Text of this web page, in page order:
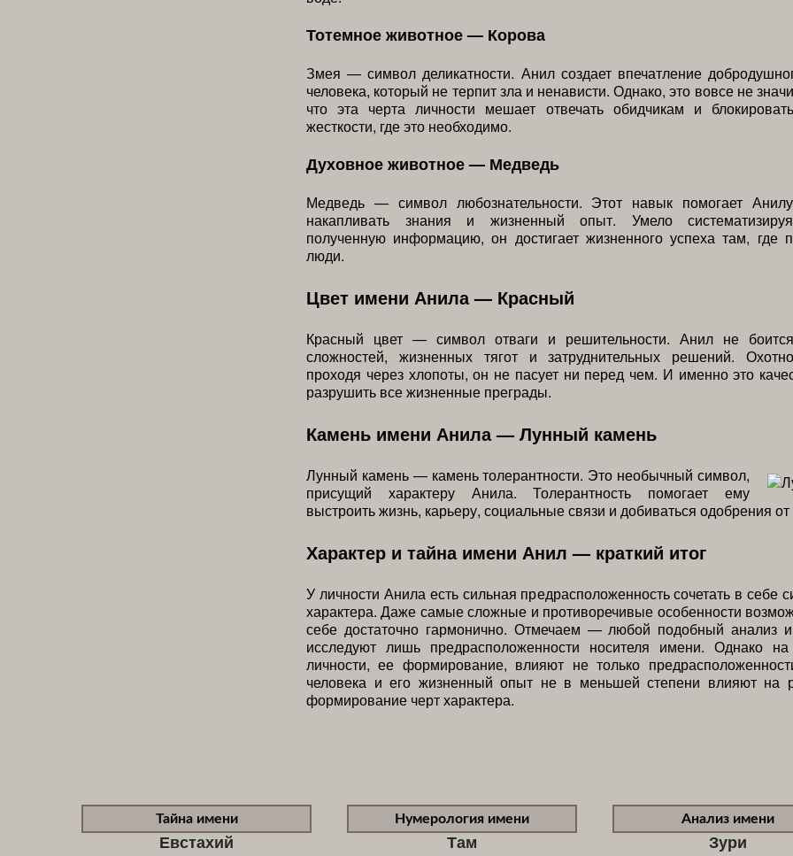
Тотемное животное — Корова
Змея — символ деликатности. Анил создает впечатление
человека, который не терпит зла и ненависти. Однако, это вовсе не
что эта черта личности мешает отвечать обидчикам и
жесткости, где это необходимо.
Духовное животное — Медведь
Медведь — символ любознательности. Этот навык помогает Анилу
накапливать знания и жизненный опыт. Умело систематизируя
полученную информацию, он достигает жизненного успеха там, где
люди.
Цвет имени Анила — Красный
Красный цвет — символ отваги и решительности. Анил не боится
сложностей, жизненных тягот и затруднительных решений. Охотно
проходя через хлопоты, он не пасует ни перед чем. И именно это
разрушить все жизненные преграды.
Камень имени Анила — Лунный камень
Лунный камень — камень толерантности. Это необычный символ,
присущий характеру Анила. Толерантность помогает ему
выстроить жизнь, карьеру, социальные связи и добиваться одобрения
Характер и тайна имени Анил — краткий итог
У личности Анила есть сильная предрасположенность сочетать в себе
характера. Даже самые сложные и противоречивые особенности
себе достаточно гармонично. Отмечаем — любой подобный анализ и
исследуют лишь предрасположенности носителя имени. Однако на
личности, ее формирование, влияют не только
человека и его жизненный опыт не в меньшей степени влияют на
формирование черт характера.
Тайна имени
Евстахий
Нумерология имени
Там
Анализ имени
Зури